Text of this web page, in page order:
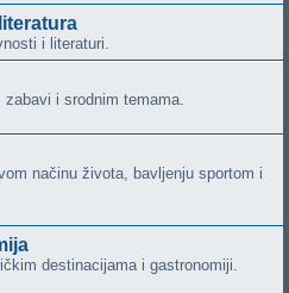
i literaturi.
i srodnim temama.
načinu života, bavljenju sportom i
destinacijama i gastronomiji.